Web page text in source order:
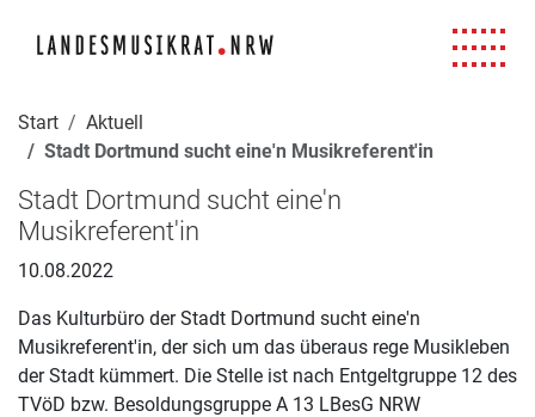
Start
Aktuell
Stadt Dortmund sucht eine'n Musikreferent'in
Stadt Dortmund sucht eine'n
Musikreferent'in
10.08.2022
Das Kulturbüro der Stadt Dortmund sucht eine'n
Musikreferent'in, der sich um das überaus rege Musikleben
der Stadt kümmert. Die Stelle ist nach Entgeltgruppe 12 des
TVöD bzw. Besoldungsgruppe A 13 LBesG NRW